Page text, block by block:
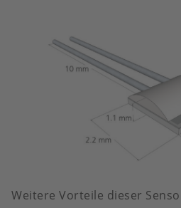
Weitere Vorteile dieser